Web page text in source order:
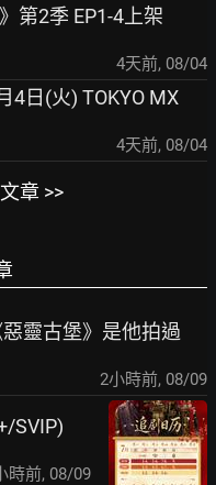
第2季 EP1-4上架
4天前, 08/04
4日(火) TOKYO MX
4天前, 08/04
章 >>
靈古堡》是他拍過
2小時前, 08/09
SVIP)
時前, 08/09